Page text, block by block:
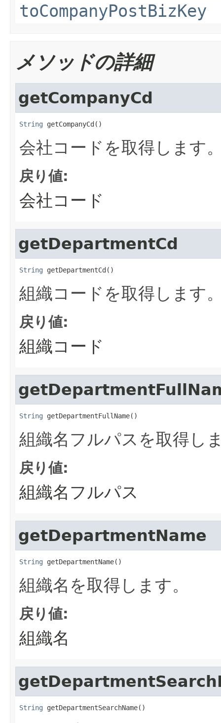
toCompanyPostBizKey
メソッドの詳細
getCompanyCd
String getCompanyCd()
会社コードを取得します
戻り値:
会社コード
getDepartmentCd
String getDepartmentCd()
組織コードを取得します
戻り値:
組織コード
String getDepartmentFullName()
組織名フルパスを取得し
戻り値:
組織名フルパス
getDepartmentName
String getDepartmentName()
組織名を取得します。
戻り値:
組織名
String getDepartmentSearchName()